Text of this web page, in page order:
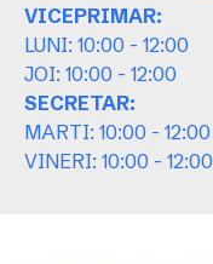
VICEPRIMAR:
LUNI: 10:00 - 12:00
JOI: 10:00 - 12:00
SECRETAR:
MARTI: 10:00 - 12:00
VINERI: 10:00 - 12:00